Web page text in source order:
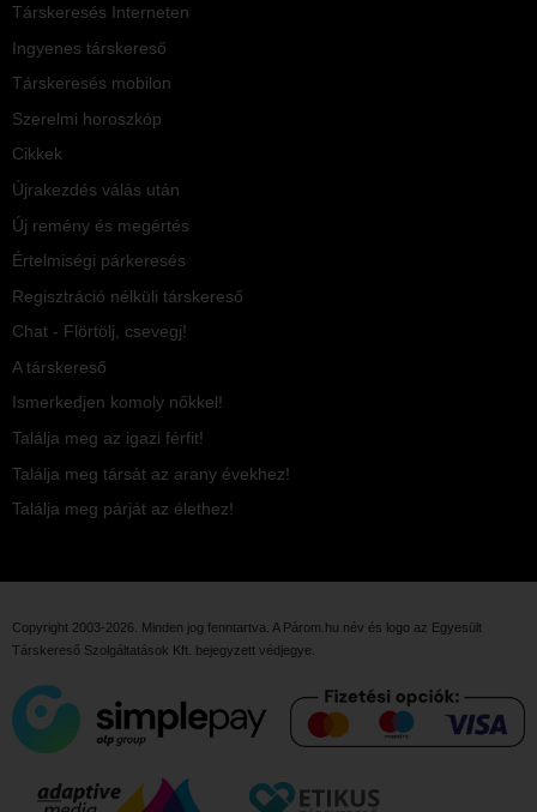
Társkeresés Interneten
Ingyenes társkereső
Társkeresés mobilon
Szerelmi horoszkóp
Cikkek
Újrakezdés válás után
Új remény és megértés
Értelmiségi párkeresés
Regisztráció nélküli társkereső
Chat - Flörtölj, csevegj!
A társkereső
Ismerkedjen komoly nőkkel!
Találja meg az igazi férfit!
Találja meg társát az arany évekhez!
Találja meg párját az élethez!
Copyright 2003-2026. Minden jog fenntartva. A Párom.hu név és logo az Egyesült
Társkereső Szolgáltatások Kft.
bejegyzett védjegye.